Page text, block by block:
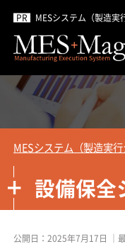
MESシステム（製造実
MESシステム（製造実
設備保
公開日：2025年7月17日 ｜